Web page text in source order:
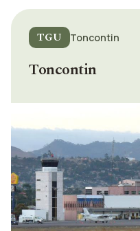
TGU Toncontin
Toncontin